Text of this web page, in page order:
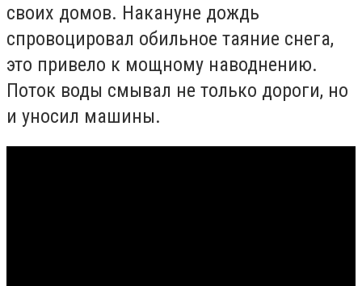
своих домов. Накануне дождь
спровоцировал обильное таяние снега,
это привело к мощному наводнению.
Поток воды смывал не только дороги, но
и уносил машины.